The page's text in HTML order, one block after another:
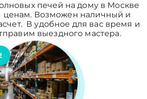
печей на дому в Москве
ценам. Возможен наличный и
В удобное для вас время и
выездного мастера.